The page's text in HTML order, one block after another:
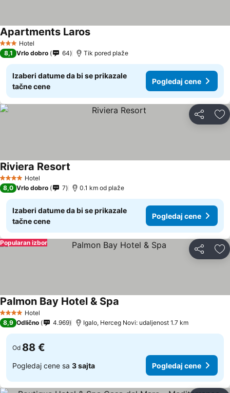
3 Zvezdice
Hotel
Apartments LarosPogledaj cene
8,1 Vrlo dobro 64 Tik pored plaže
Izaberi datume da bi se prikazale
tačne cene
Pogledaj cene
Deli
4 ZvezdiceHotel
Riviera Resort
8,0 Vrlo dobro 7 0.1 km od plaže
Izaberi datume da bi se prikazale
tačne cene
Pogledaj cene
Deli
Popularan izbor
4 ZvezdiceHotel
Palmon Bay Hotel & Spa
8,9 Odlično 4.969 Igalo, Herceg Novi: udaljenost 1.7 km
Od 88 €
Pogledaj cene sa 3 sajta Pogledaj cene